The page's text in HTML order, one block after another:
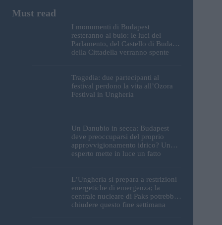
I monumenti di Budapest
resteranno al buio: le luci del
Parlamento, del Castello di Buda e
della Cittadella verranno spente
Tragedia: due partecipanti al
festival perdono la vita all’Ozora
Festival in Ungheria
Un Danubio in secca: Budapest
deve preoccuparsi del proprio
approvvigionamento idrico? Un
esperto mette in luce un fatto
L’Ungheria si prepara a restrizioni
energetiche di emergenza; la
centrale nucleare di Paks potrebbe
chiudere questo fine settimana